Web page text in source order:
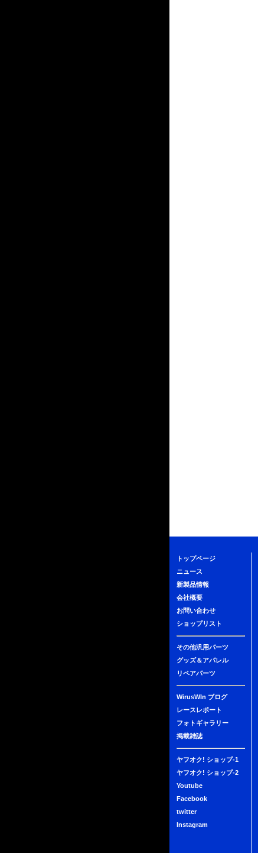
トップページ
ニュース
新製品情報
会社概要
お問い合わせ
ショップリスト
その他汎用パーツ
グッズ＆アパレル
リペアパーツ
WirusWIn ブログ
レースレポート
フォトギャラリー
掲載雑誌
ヤフオク! ショップ-1
ヤフオク! ショップ-2
Youtube
Facebook
twitter
Instagram